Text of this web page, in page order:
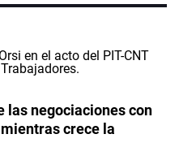
las negociaciones con
crece la